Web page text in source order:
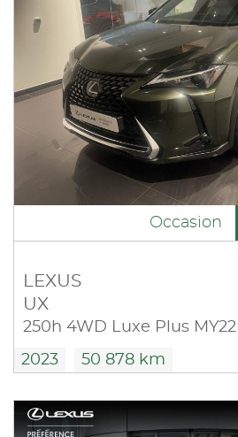
Occasion
LEXUS
UX
250h 4WD Luxe Plus MY22
2023 50 878 km